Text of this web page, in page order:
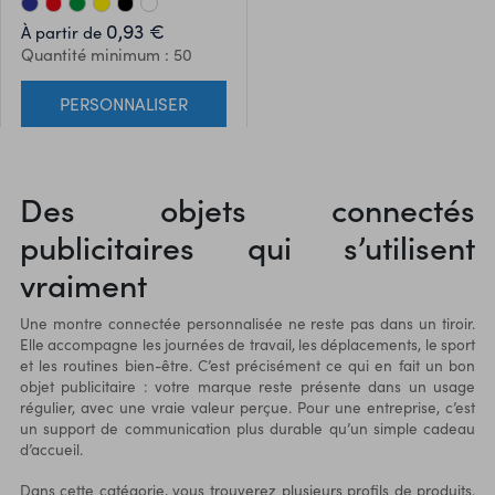
resistente a las salpicaduras
de agua. Indicado para todo
tipo de actividades deportivas
y de ocio. Con pila de botón
incluida y presentado en
atractiva caja de diseño.
À partir de 0,93 €
Quantité minimum : 50
PERSONNALISER
Des objets connectés
publicitaires qui s’utilisent
vraiment
Une montre connectée personnalisée ne reste pas dans un tiroir.
Elle accompagne les journées de travail, les déplacements, le sport
et les routines bien-être. C’est précisément ce qui en fait un bon
objet publicitaire : votre marque reste présente dans un usage
régulier, avec une vraie valeur perçue. Pour une entreprise, c’est
un support de communication plus durable qu’un simple cadeau
d’accueil.
Dans cette catégorie, vous trouverez plusieurs profils de produits.